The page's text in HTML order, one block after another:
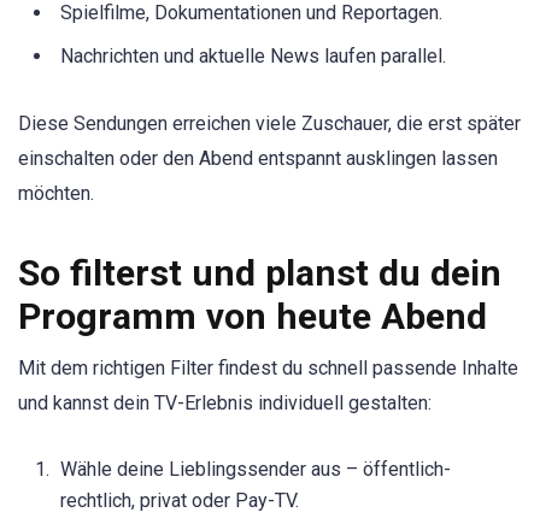
Spielfilme, Dokumentationen und Reportagen.
Nachrichten und aktuelle News laufen parallel.
Diese Sendungen erreichen viele Zuschauer, die erst später
einschalten oder den Abend entspannt ausklingen lassen
möchten.
So filterst und planst du dein
Programm von heute Abend
Mit dem richtigen Filter findest du schnell passende Inhalte
und kannst dein TV-Erlebnis individuell gestalten:
Wähle deine Lieblingssender aus – öffentlich-
rechtlich, privat oder Pay-TV.